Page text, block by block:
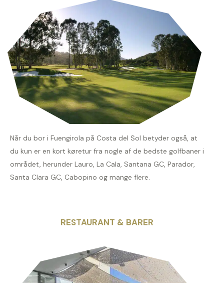
Når du bor i Fuengirola på Costa del Sol betyder også, at
du kun er en kort køretur fra nogle af de bedste golfbaner i
området, herunder Lauro, La Cala, Santana GC, Parador,
Santa Clara GC, Cabopino og mange flere.
RESTAURANT & BARER